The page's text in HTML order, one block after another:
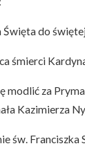
do
śmierci
modlić za
Kazimierza
św. Franciszka